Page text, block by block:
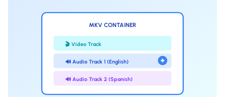
MKV CONTAINER
🎬 Video Track
🔊 Audio Track 1 (English)
🔊 Audio Track 2 (Spanish)